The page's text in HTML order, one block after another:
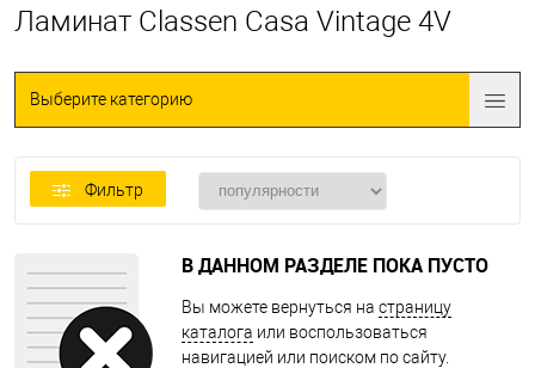
Ламинат Classen Casa Vintage 4V
Выберите категорию
Фильтр
В ДАННОМ РАЗДЕЛЕ ПОКА ПУСТО
Вы можете вернуться на страницу
каталога или воспользоваться
навигацией или поиском по сайту.